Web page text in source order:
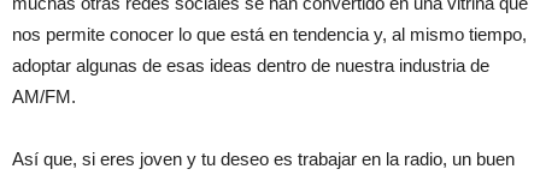
nos permite conocer lo que está en tendencia y, al mismo tiempo,
adoptar algunas de esas ideas dentro de nuestra industria de
AM/FM.
Así que, si eres joven y tu deseo es trabajar en la radio, un buen